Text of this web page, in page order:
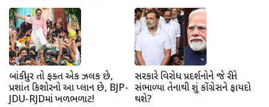
બાંકીપુર તો ફક્ત એક ઝલક છે,
પ્રશાંત કિશોરનો આ પ્લાન છે, BJP-
JDU-RJDમાં ખળભળાટ!
સરકારે વિરોધ પ્રદર્શનોને જે રીતે
સંભાળ્યા તેનાથી શું કોંગ્રેસને ફાયદો
થશે?